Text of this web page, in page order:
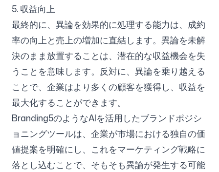
5. 収益向上
最終的に、異論を効果的に処理する能力は、成約
率の向上と売上の増加に直結します。異論を未解
決のまま放置することは、潜在的な収益機会を失
うことを意味します。反対に、異論を乗り越える
ことで、企業はより多くの顧客を獲得し、収益を
最大化することができます。
Branding5のようなAIを活用したブランドポジシ
ョニングツールは、企業が市場における独自の価
値提案を明確にし、これをマーケティング戦略に
落とし込むことで、そもそも異論が発生する可能